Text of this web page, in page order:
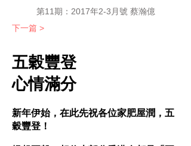
第11期： 2017年2-3月號 蔡瀚億
下一篇 >
五穀豐登
心情滿分
新年伊始，在此先祝各位家肥屋潤，五
穀豐登！